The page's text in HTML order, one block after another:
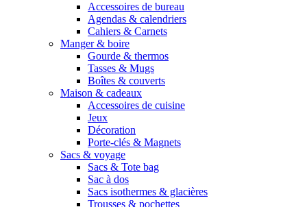
Accessoires de bureau
Agendas & calendriers
Cahiers & Carnets
Manger & boire
Gourde & thermos
Tasses & Mugs
Boîtes & couverts
Maison & cadeaux
Accessoires de cuisine
Jeux
Décoration
Porte-clés & Magnets
Sacs & voyage
Sacs & Tote bag
Sac à dos
Sacs isothermes & glacières
Trousses & pochettes